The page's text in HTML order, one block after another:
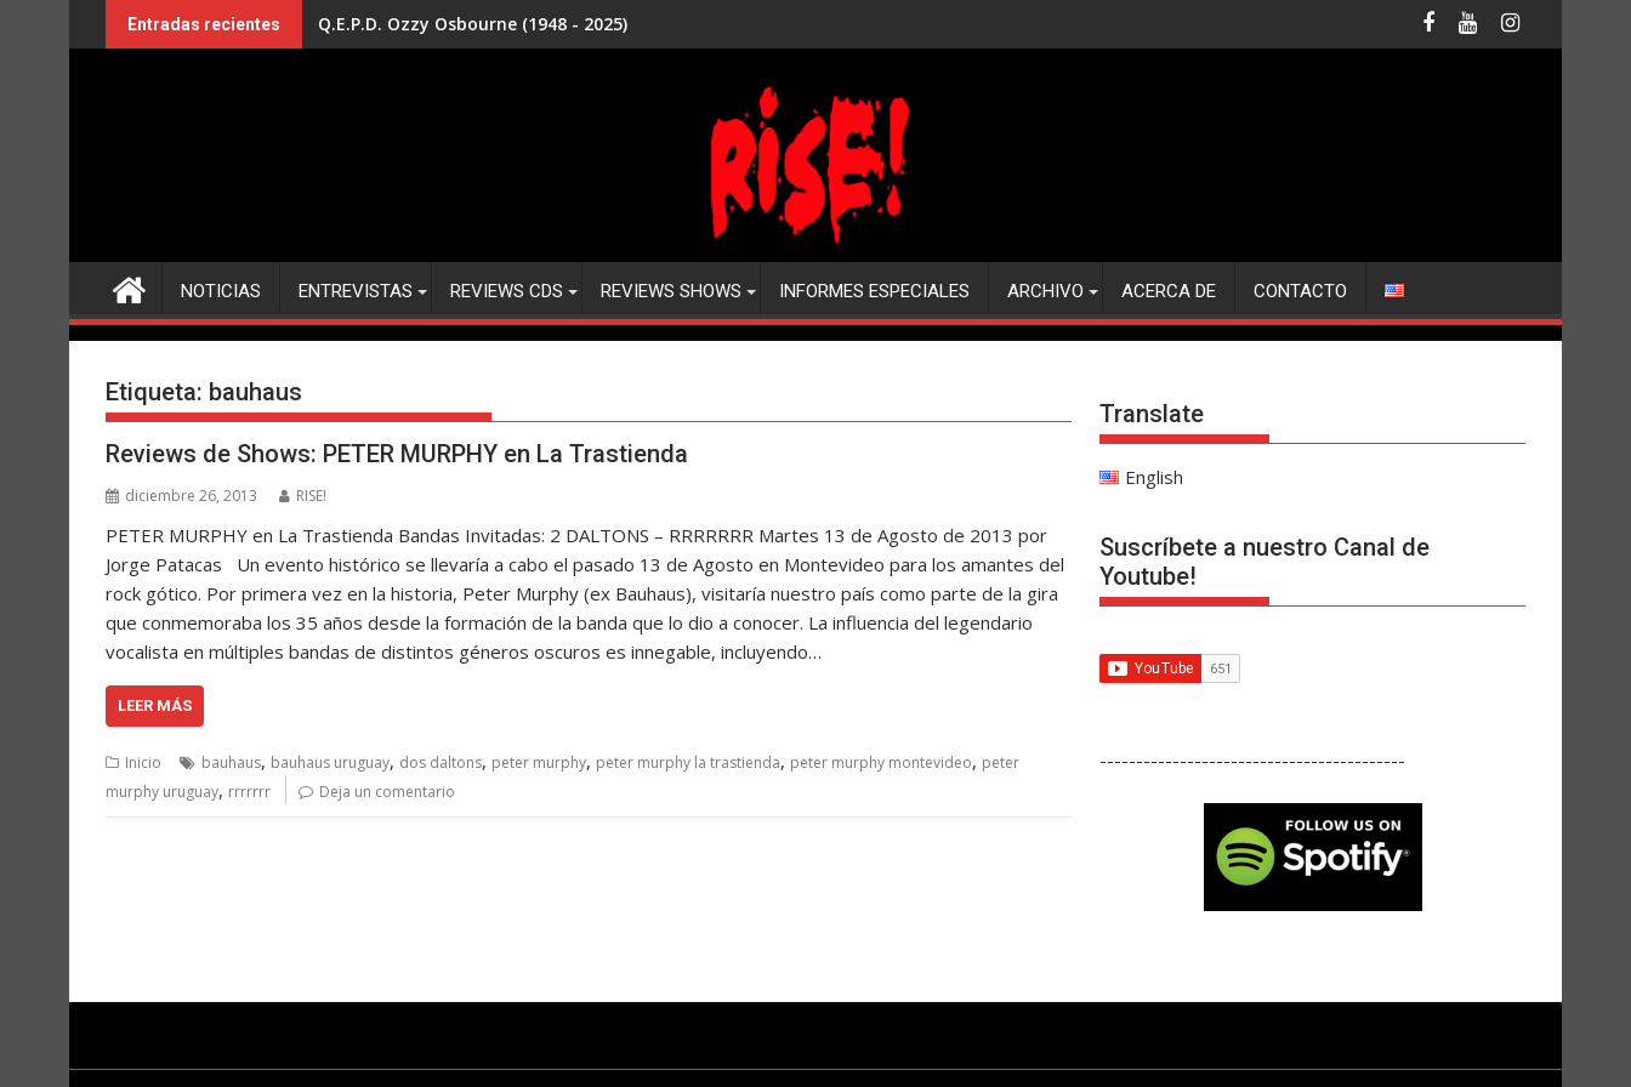
al
Entradas recientes Q.E.P.D. Ozzy Osbourne (1948 - 2025)
NOTICIAS ENTREVISTAS REVIEWS CDS REVIEWS SHOWS INFORMES ESPECIALES ARCHIVO ACERCA DE CONTACTO
Etiqueta: bauhaus
Reviews de Shows: PETER MURPHY en La Trastienda
diciembre 26, 2013 RISE!
PETER MURPHY en La Trastienda Bandas Invitadas: 2 DALTONS – RRRRRRR Martes 13 de Agosto de 2013 por
Jorge Patacas Un evento histórico se llevaría a cabo el pasado 13 de Agosto en Montevideo para los amantes del
rock gótico. Por primera vez en la historia, Peter Murphy (ex Bauhaus), visitaría nuestro país como parte de la gira
que conmemoraba los 35 años desde la formación de la banda que lo dio a conocer. La influencia del legendario
vocalista en múltiples bandas de distintos géneros oscuros es innegable, incluyendo…
LEER MÁS
Inicio bauhaus, bauhaus uruguay, dos daltons, peter murphy, peter murphy la trastienda, peter murphy montevideo, peter
murphy uruguay, rrrrrrr Deja un comentario
Translate
English
Suscríbete a nuestro Canal de
Youtube!
------------------------------------------